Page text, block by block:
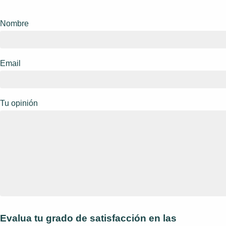
Nombre
Email
Tu opinión
Evalua tu grado de satisfacción en las